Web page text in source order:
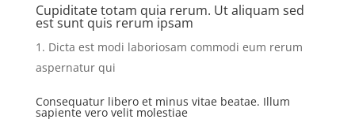
Cupiditate totam quia rerum. Ut aliquam sed
est sunt quis rerum ipsam
Dicta est modi laboriosam commodi eum rerum
aspernatur qui
Consequatur libero et minus vitae beatae. Illum
sapiente vero velit molestiae